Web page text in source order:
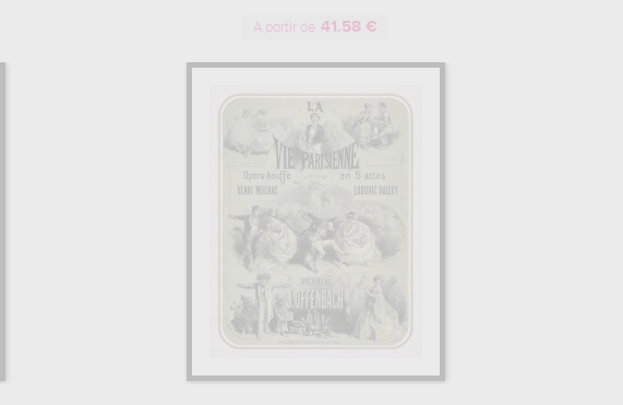
A partir de 41.58 €